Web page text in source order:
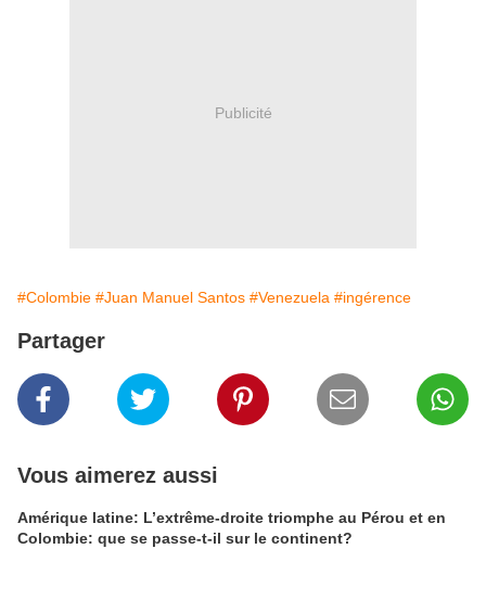
Publicité
#Colombie #Juan Manuel Santos #Venezuela #ingérence
Partager
Vous aimerez aussi
Amérique latine: L’extrême-droite triomphe au Pérou et en
Colombie: que se passe-t-il sur le continent?